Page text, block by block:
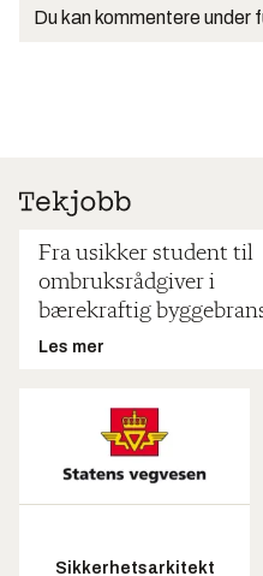
Du kan kommentere under
Fra usikker student til
ombruksrådgiver i
bærekraftig
Les mer
Sikkerhetsarkitekt